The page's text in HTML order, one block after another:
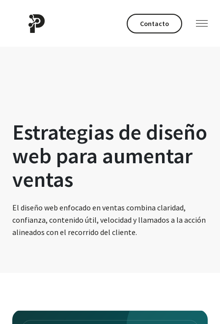
Contacto
Estrategias de diseño
web para aumentar
ventas
El diseño web enfocado en ventas combina claridad,
confianza, contenido útil, velocidad y llamados a la acción
alineados con el recorrido del cliente.